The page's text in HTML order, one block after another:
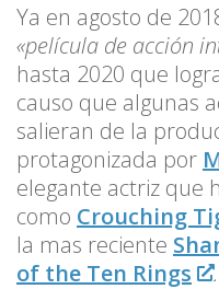
Ya en agosto de
«película de acción
hasta 2020 que
causo que algunas
salieran de la
protagonizada por
elegante actriz que
como Crouching
la mas reciente
of the Ten Rings
.